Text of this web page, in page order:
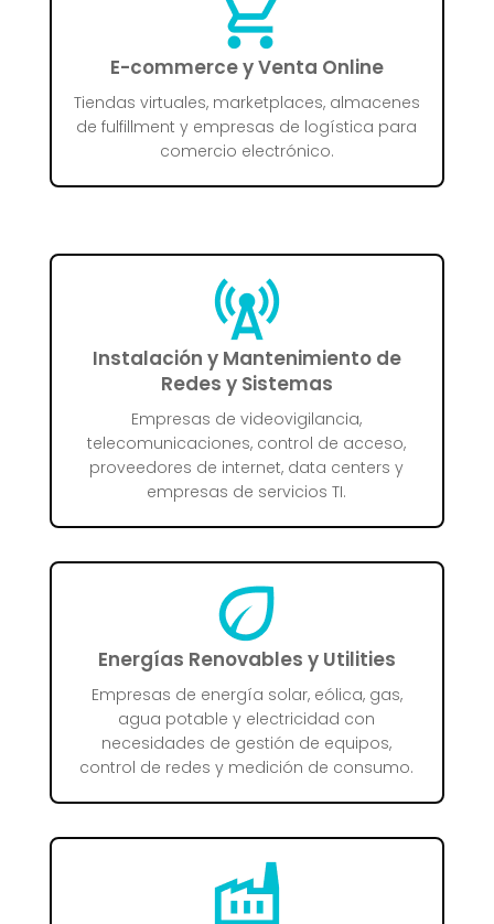
E-commerce y Venta Online
Tiendas virtuales, marketplaces, almacenes
de fulfillment y empresas de logística para
comercio electrónico.
Instalación y Mantenimiento de
Redes y Sistemas
Empresas de videovigilancia,
telecomunicaciones, control de acceso,
proveedores de internet, data centers y
empresas de servicios TI.
Energías Renovables y Utilities
Empresas de energía solar, eólica, gas,
agua potable y electricidad con
necesidades de gestión de equipos,
control de redes y medición de consumo.